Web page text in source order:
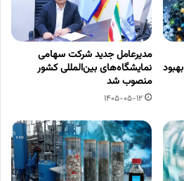
مدیرعامل جدید شرکت سهامی
نمایشگاه‌های بین‌المللی کشور
منصوب شد
1405-05-12